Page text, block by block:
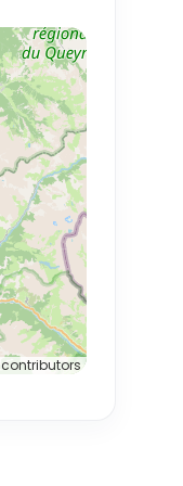
contributors